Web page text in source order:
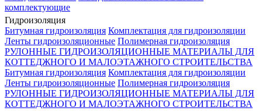
комплектующие
Гидроизоляция
Битумная гидроизоляция Комплектация для гидроизоляции
Ленты гидроизоляционные Полимерная гидроизоляция
РУЛОННЫЕ ГИДРОИЗОЛЯЦИОННЫЕ МАТЕРИАЛЫ ДЛЯ
КОТТЕДЖНОГО И МАЛОЭТАЖНОГО СТРОИТЕЛЬСТВА
Битумная гидроизоляция Комплектация для гидроизоляции
Ленты гидроизоляционные Полимерная гидроизоляция
РУЛОННЫЕ ГИДРОИЗОЛЯЦИОННЫЕ МАТЕРИАЛЫ ДЛЯ
КОТТЕДЖНОГО И МАЛОЭТАЖНОГО СТРОИТЕЛЬСТВА